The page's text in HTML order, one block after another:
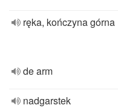
ręka, kończyna górna
de arm
nadgarstek